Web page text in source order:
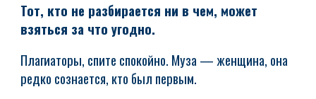
Тот, кто не разбирается ни в чем, может
взяться за что угодно.
Плагиаторы, спите спокойно. Муза — женщина, она
редко сознается, кто был первым.